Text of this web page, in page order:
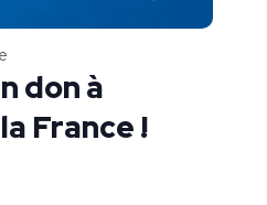
don à
France !